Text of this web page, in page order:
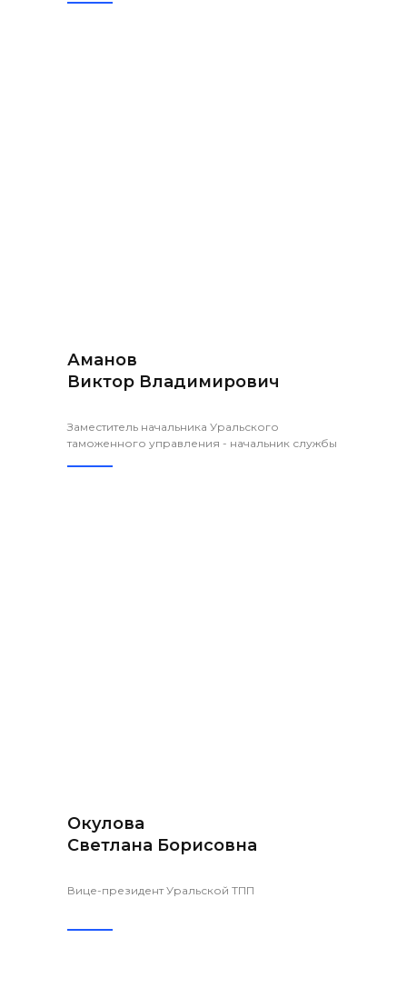
Аманов
Виктор Владимирович
Заместитель начальника Уральского
таможенного управления - начальник службы
Окулова
Светлана Борисовна
Вице-президент Уральской ТПП